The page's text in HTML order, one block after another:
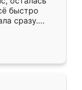
быстро
сразу.
к
Собрали
даже